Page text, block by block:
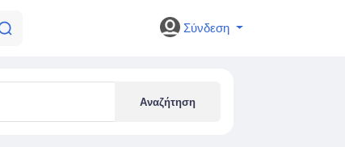
Σύνδεση
Αναζήτηση